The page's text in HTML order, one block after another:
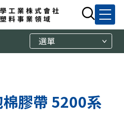
選單
膠帶 5200系